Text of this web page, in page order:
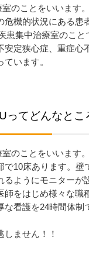
のことをいいます。
危機的状況にある患
患集中治療室のこと
安定狭心症、重症
います。
ってどんなとこ
のことをいいます。
で10床あります。
るようにモニターが
師をはじめ様々な職
な看護を24時間体制
しません！！